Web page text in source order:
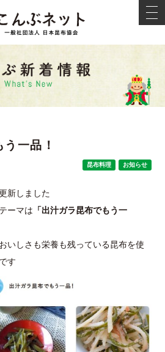
こんぶ
一品！
昆布料理 お知らせ
新しました
ーマは 「出汁ガラ昆布でもう一
いしさも栄養も残っている昆布を使
す
t
o
g
v
g